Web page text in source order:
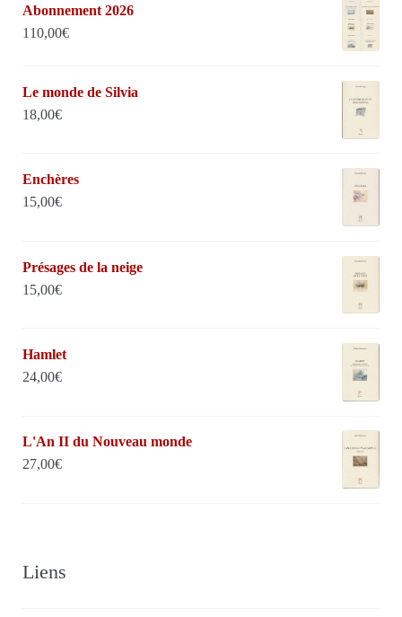
Abonnement 2026
110,00€
Le monde de Silvia
18,00€
Enchères
15,00€
Présages de la neige
15,00€
Hamlet
24,00€
L'An II du Nouveau monde
27,00€
Liens